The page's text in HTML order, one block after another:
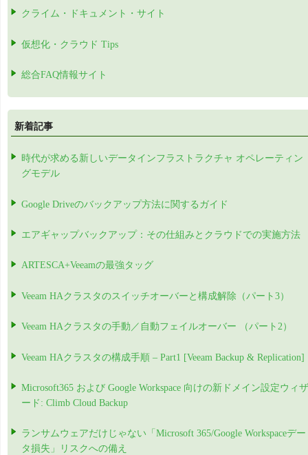
クライム・ドキュメント・サイト
仮想化・クラウド Tips
総合FAQ情報サイト
新着記事
時代が求める新しいデータインフラストラクチャ オペレーティン
グモデル
Google Driveのバックアップ方法に関するガイド
エアギャップバックアップ：その仕組みとクラウドでの実施方法
ARTESCA+Veeamの最強タッグ
Veeam HAクラスタのスイッチオーバーと構成解除（パート3）
Veeam HAクラスタの手動／自動フェイルオーバー （パート2）
Veeam HAクラスタの構成手順 – Part1 [Veeam Backup & Replication]
Microsoft365 および Google Workspace 向けの新ドメイン設定ウィザ
ード: Climb Cloud Backup
ランサムウェアだけじゃない「Microsoft 365/Google Workspaceデー
タ損失」リスクへの備え